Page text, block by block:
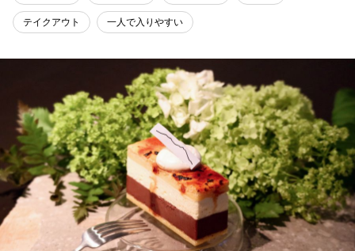
テイクアウト 一人で入りやすい